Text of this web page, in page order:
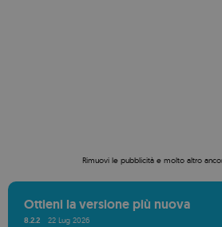
Rimuovi le pubblicità e molto altro
Ottieni la versione più nuova
8.2.2 22 Lug 2026